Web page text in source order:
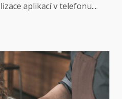
aplikací v telefonu....